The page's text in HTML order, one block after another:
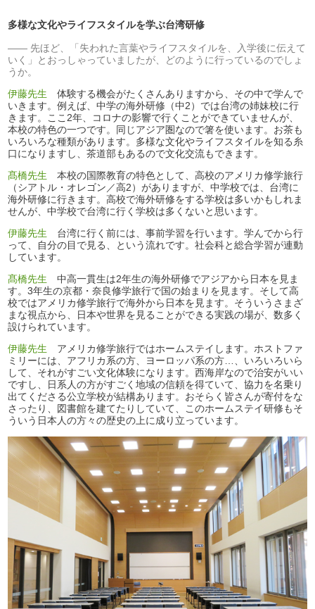
多様な文化やライフスタイルを学ぶ台湾研修
先ほど、「失われた言葉やライフスタイルを、入学後に伝えて
いく」とおっしゃっていましたが、どのように行っているのでしょ
うか。
伊藤先生 体験する機会がたくさんありますから、その中で学んで
いきます。例えば、中学の海外研修（中2）では台湾の姉妹校に行
きます。ここ2年、コロナの影響で行くことができていませんが、
本校の特色の一つです。同じアジア圏なので箸を使います。お茶も
いろいろな種類があります。多様な文化やライフスタイルを知る糸
口になりますし、茶道部もあるので文化交流もできます。
髙橋先生 本校の国際教育の特色として、高校のアメリカ修学旅行
（シアトル・オレゴン／高2）がありますが、中学校では、台湾に
海外研修に行きます。高校で海外研修をする学校は多いかもしれま
せんが、中学校で台湾に行く学校は多くないと思います。
伊藤先生 台湾に行く前には、事前学習を行います。学んでから行
って、自分の目で見る、という流れです。社会科と総合学習が連動
しています。
髙橋先生 中高一貫生は2年生の海外研修でアジアから日本を見ま
す。3年生の京都・奈良修学旅行で国の始まりを見ます。そして高
校ではアメリカ修学旅行で海外から日本を見ます。そういうさまざ
まな視点から、日本や世界を見ることができる実践の場が、数多く
設けられています。
伊藤先生 アメリカ修学旅行ではホームステイします。ホストファ
ミリーには、アフリカ系の方、ヨーロッパ系の方…、いろいろいら
して、それがすごい文化体験になります。西海岸なので治安がいい
ですし、日系人の方がすごく地域の信頼を得ていて、協力を名乗り
出てくださる公立学校が結構あります。おそらく皆さんが寄付をな
さったり、図書館を建てたりしていて、このホームステイ研修もそ
ういう日本人の方々の歴史の上に成り立っています。